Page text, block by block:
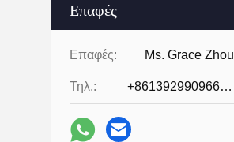
Επαφές
Επαφές: Ms. Grace Zhou
Τηλ.: +8613929909663--13690711186